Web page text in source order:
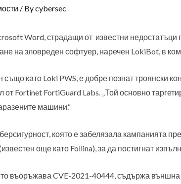
/ Bycybersec
Word, страдащи от известни недостатъци
на зловреден софтуер, наречен LokiBot, в
също като Loki PWS, е добре познат троянски
от Fortinet FortiGuard Labs. „Той основно
машини.“
която е забелязала кампанията
още като Follina), за да постигнат
въоръжава CVE-2021-40444, съдържа външна